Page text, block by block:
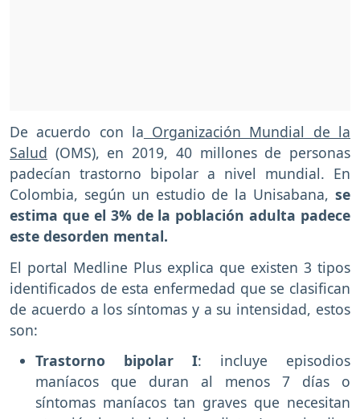
De acuerdo con la Organización Mundial de la
Salud (OMS), en 2019, 40 millones de personas
padecían trastorno bipolar a nivel mundial. En
Colombia, según un estudio de la Unisabana, se
estima que el 3% de la población adulta padece
este desorden mental.
El portal Medline Plus explica que existen 3 tipos
identificados de esta enfermedad que se clasifican
de acuerdo a los síntomas y a su intensidad, estos
son:
Trastorno bipolar I: incluye episodios
maníacos que duran al menos 7 días o
síntomas maníacos tan graves que necesitan